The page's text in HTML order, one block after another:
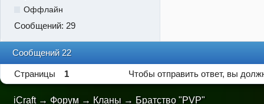
Оффлайн
Сообщений: 29
Сообщений 22
Страницы 1 Чтобы отправить ответ, вы
iCraft → Форум → Кланы → Братство "PVP"